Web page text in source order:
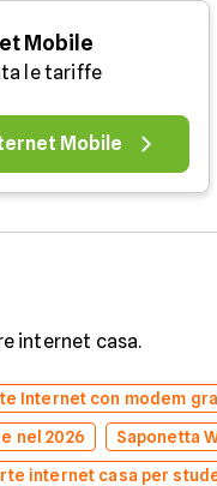
Mobile
le tariffe
Mobile
internet casa.
Internet con modem
nel 2026
Saponetta
internet casa per